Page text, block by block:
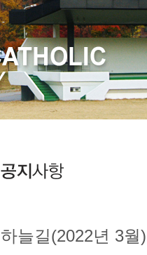
하늘길(2022년 3월)